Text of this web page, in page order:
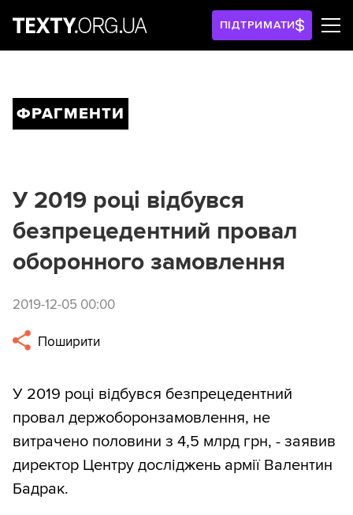
ПІДТРИМАТИ
ФРАГМЕНТИ
У 2019 році відбувся
безпрецедентний провал
оборонного замовлення
2019-12-05 00:00
Поширити
У 2019 році відбувся безпрецедентний
провал держоборонзамовлення, не
витрачено половини з 4,5 млрд грн, - заявив
директор Центру досліджень армії Валентин
Бадрак.